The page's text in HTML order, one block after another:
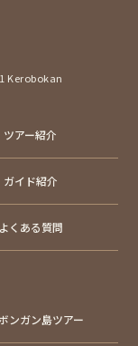
Kerobokan
ツアー紹介
ガイド紹介
よくある質問
ンガン島ツアー